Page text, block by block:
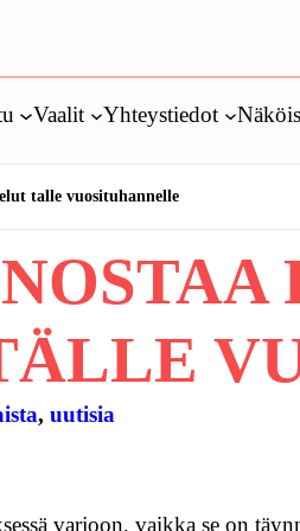
Vaalit Yhteystiedot
talle vuosituhannelle
, uutisia
varjoon, vaikka se on